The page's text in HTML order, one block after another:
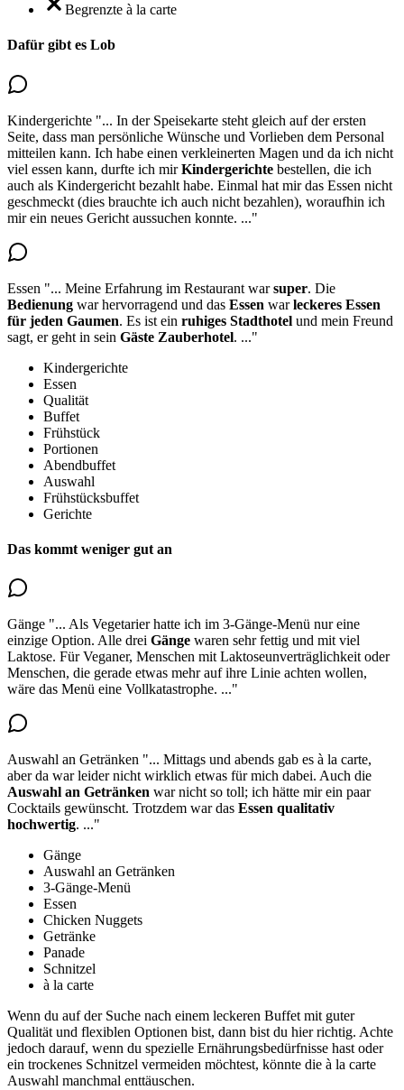
Begrenzte à la carte
Dafür gibt es Lob
Kindergerichte "... In der Speisekarte steht gleich auf der ersten
Seite, dass man persönliche Wünsche und Vorlieben dem Personal
mitteilen kann. Ich habe einen verkleinerten Magen und da ich nicht
viel essen kann, durfte ich mirKindergerichte bestellen, die ich
auch als Kindergericht bezahlt habe. Einmal hat mir das Essen nicht
geschmeckt (dies brauchte ich auch nicht bezahlen), woraufhin ich
mir ein neues Gericht aussuchen konnte. ..."
Essen "... Meine Erfahrung im Restaurant warsuper. Die
Bedienung war hervorragend und das Essen warleckeres Essen
für jeden Gaumen. Es ist ein ruhiges Stadthotel und mein Freund
sagt, er geht in sein Gäste Zauberhotel. ..."
Kindergerichte
Essen
Qualität
Buffet
Frühstück
Portionen
Abendbuffet
Auswahl
Frühstücksbuffet
Gerichte
Das kommt weniger gut an
Gänge "... Als Vegetarier hatte ich im 3-Gänge-Menü nur eine
einzige Option. Alle drei Gänge waren sehr fettig und mit viel
Laktose. Für Veganer, Menschen mit Laktoseunverträglichkeit oder
Menschen, die gerade etwas mehr auf ihre Linie achten wollen,
wäre das Menü eine Vollkatastrophe. ..."
Auswahl an Getränken "... Mittags und abends gab es à la carte,
aber da war leider nicht wirklich etwas für mich dabei. Auch die
Auswahl an Getränken war nicht so toll; ich hätte mir ein paar
Cocktails gewünscht. Trotzdem war das Essen qualitativ
hochwertig. ..."
Gänge
Auswahl an Getränken
3-Gänge-Menü
Essen
Chicken Nuggets
Getränke
Panade
Schnitzel
à la carte
Wenn du auf der Suche nach einem leckeren Buffet mit guter
Qualität und flexiblen Optionen bist, dann bist du hier richtig. Achte
jedoch darauf, wenn du spezielle Ernährungsbedürfnisse hast oder
ein trockenes Schnitzel vermeiden möchtest, könnte die à la carte
Auswahl manchmal enttäuschen.